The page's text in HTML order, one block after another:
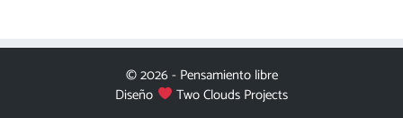
© 2026 - Pensamiento libre
Diseño
Two Clouds Projects